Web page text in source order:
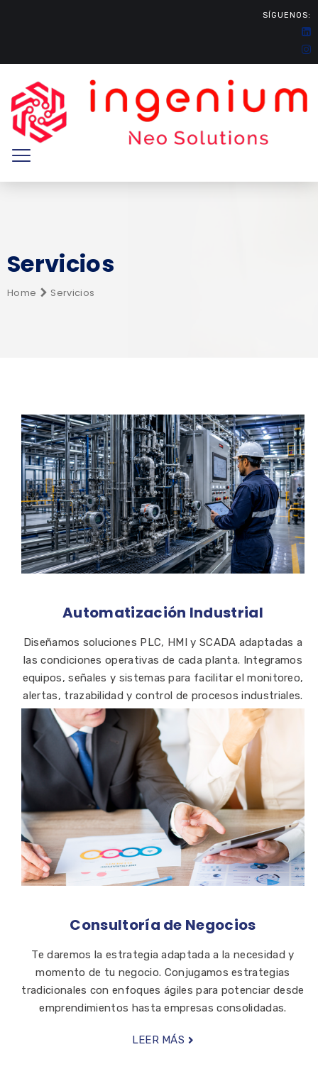
SÍGUENOS:
Servicios
Home Servicios
Automatización Industrial
Diseñamos soluciones PLC, HMI y SCADA adaptadas a
las condiciones operativas de cada planta. Integramos
equipos, señales y sistemas para facilitar el monitoreo,
alertas, trazabilidad y control de procesos industriales.
Consultoría de Negocios
Te daremos la estrategia adaptada a la necesidad y
momento de tu negocio. Conjugamos estrategias
tradicionales con enfoques ágiles para potenciar desde
emprendimientos hasta empresas consolidadas.
LEER MÁS